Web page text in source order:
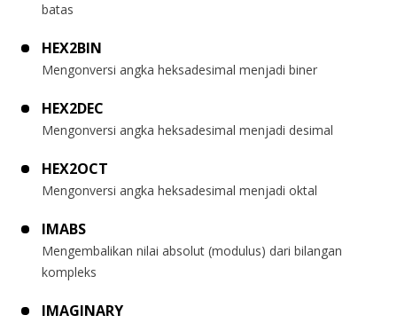
batas
HEX2BIN
Mengonversi angka heksadesimal menjadi biner
HEX2DEC
Mengonversi angka heksadesimal menjadi desimal
HEX2OCT
Mengonversi angka heksadesimal menjadi oktal
IMABS
Mengembalikan nilai absolut (modulus) dari bilangan
kompleks
IMAGINARY